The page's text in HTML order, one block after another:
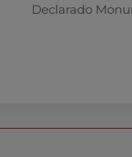
Declarado